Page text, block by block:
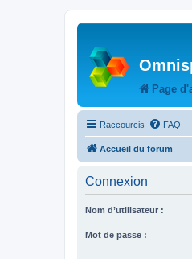
Page
Raccourcis FAQ
Accueil du forum
Connexion
Nom d’utilisateur :
Mot de passe :